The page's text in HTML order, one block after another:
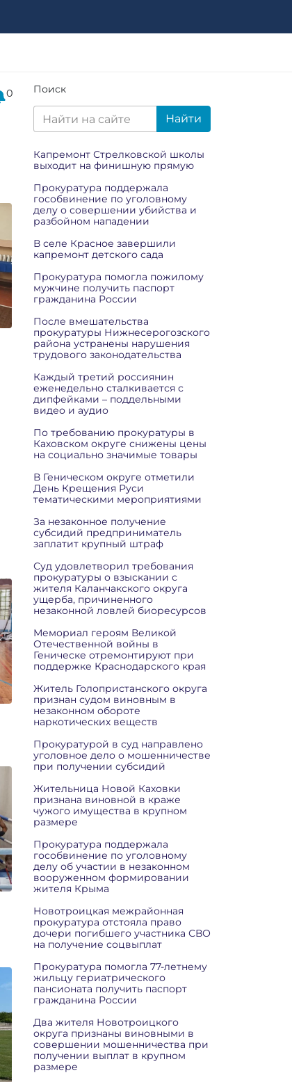
0 Поиск
Найти
Капремонт Стрелковской школы
выходит на финишную прямую
Прокуратура поддержала
гособвинение по уголовному
делу о совершении убийства и
разбойном нападении
В селе Красное завершили
капремонт детского сада
Прокуратура помогла пожилому
мужчине получить паспорт
гражданина России
После вмешательства
прокуратуры Нижнесерогозского
района устранены нарушения
трудового законодательства
Каждый третий россиянин
еженедельно сталкивается с
дипфейками – поддельными
видео и аудио
По требованию прокуратуры в
Каховском округе снижены цены
на социально значимые товары
В Геническом округе отметили
День Крещения Руси
тематическими мероприятиями
За незаконное получение
субсидий предприниматель
заплатит крупный штраф
Суд удовлетворил требования
прокуратуры о взыскании с
жителя Каланчакского округа
ущерба, причиненного
незаконной ловлей биоресурсов
Мемориал героям Великой
Отечественной войны в
Геническе отремонтируют при
поддержке Краснодарского края
Житель Голопристанского округа
признан судом виновным в
незаконном обороте
наркотических веществ
Прокуратурой в суд направлено
уголовное дело о мошенничестве
при получении субсидий
Жительница Новой Каховки
признана виновной в краже
чужого имущества в крупном
размере
Прокуратура поддержала
гособвинение по уголовному
делу об участии в незаконном
вооруженном формировании
жителя Крыма
Новотроицкая межрайонная
прокуратура отстояла право
дочери погибшего участника СВО
на получение соцвыплат
Прокуратура помогла 77-летнему
жильцу гериатрического
пансионата получить паспорт
гражданина России
Два жителя Новотроицкого
округа признаны виновными в
совершении мошенничества при
получении выплат в крупном
размере